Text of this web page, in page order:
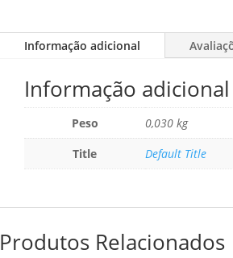
Informação adicional
Informação adicional
Peso
0,030 kg
Title
Default Title
Produtos Relacionados